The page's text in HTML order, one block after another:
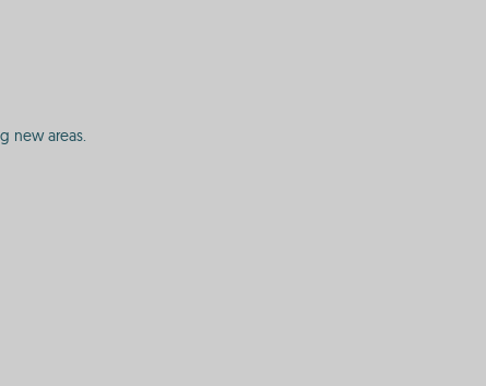
new areas.